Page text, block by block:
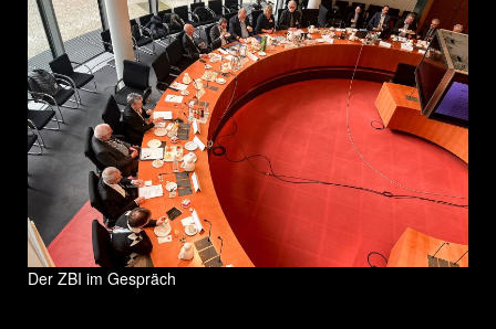
Der ZBI im Gespräch